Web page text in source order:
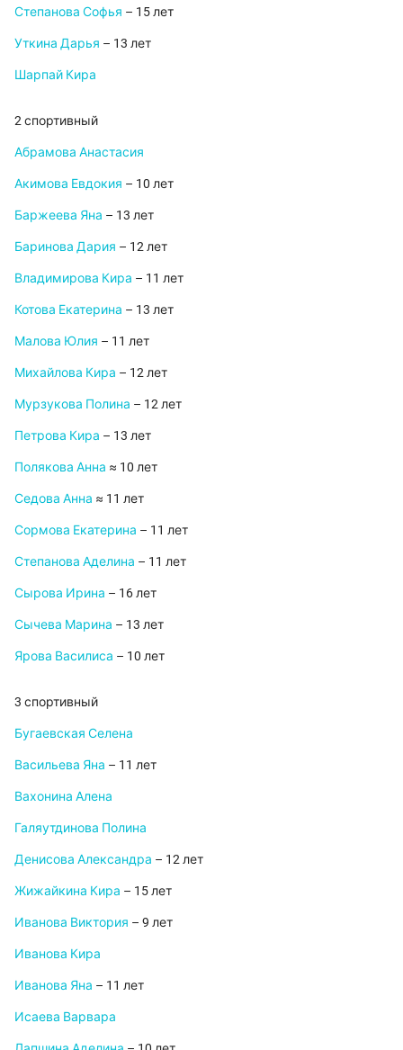
Степанова Софья – 15 лет
Уткина Дарья – 13 лет
Шарпай Кира
2 спортивный
Абрамова Анастасия
Акимова Евдокия – 10 лет
Баржеева Яна – 13 лет
Баринова Дария – 12 лет
Владимирова Кира – 11 лет
Котова Екатерина – 13 лет
Малова Юлия – 11 лет
Михайлова Кира – 12 лет
Мурзукова Полина – 12 лет
Петрова Кира – 13 лет
Полякова Анна ≈ 10 лет
Седова Анна ≈ 11 лет
Сормова Екатерина – 11 лет
Степанова Аделина – 11 лет
Сырова Ирина – 16 лет
Сычева Марина – 13 лет
Ярова Василиса – 10 лет
3 спортивный
Бугаевская Селена
Васильева Яна – 11 лет
Вахонина Алена
Галяутдинова Полина
Денисова Александра – 12 лет
Жижайкина Кира – 15 лет
Иванова Виктория – 9 лет
Иванова Кира
Иванова Яна – 11 лет
Исаева Варвара